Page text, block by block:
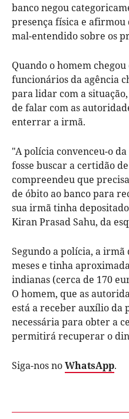
banco negou
presença física e
mal-entendido sobre os
Quando o homem
funcionários da agência
para lidar com a
de falar com as
enterrar a irmã.
"A polícia convenceu-o
fosse buscar a certidão
compreendeu que
de óbito ao banco para
sua irmã tinha
Kiran Prasad Sahu, da
Segundo a polícia, a
meses e tinha
indianas (cerca de 170
O homem, que as
está a receber auxílio da
necessária para obter a
permitirá recuperar o
Siga-nos noWhatsApp.